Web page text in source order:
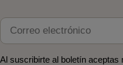
Correo
electrónico
Al suscribirte al boletín aceptas